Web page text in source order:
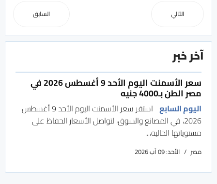
السابق التالي
آخر خبر
سعر الأسمنت اليوم الأحد 9 أغسطس 2026 في
مصر الطن بـ4000 جنيه
اليوم السابع
استقر سعر الأسمنت اليوم الأحد 9 أغسطس
2026، في المصانع والسوق، لتواصل الأسعار الحفاظ على
مستوياتها الحالية،...
مصر الأحد: 09 آب 2026